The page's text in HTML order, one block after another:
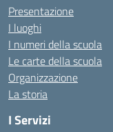
Presentazione
I luoghi
I numeri della scuola
Le carte della scuola
Organizzazione
La storia
I Servizi